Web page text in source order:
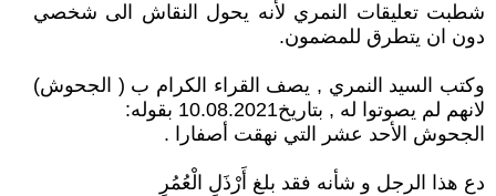
شطبت تعليقات النمري لأنه يحول النقاش الى شخصي
دون ان يتطرق للمضمون.
وكتب السيد النمري , يصف القراء الكرام ب ( الجحوش)
لانهم لم يصوتوا له , بتاريخ10.08.2021 بقوله:
الجحوش الأحد عشر التي نهقت أصفارا .
دع هذا الرجل و شأنه فقد بلغ أَرْذَلِ الْعُمُرِ